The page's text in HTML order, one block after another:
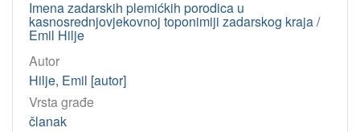
Imena zadarskih plemićkih porodica u
kasnosrednjovjekovnoj toponimiji zadarskog kraja /
Emil Hilje
Autor
Hilje, Emil [autor]
Vrsta građe
članak